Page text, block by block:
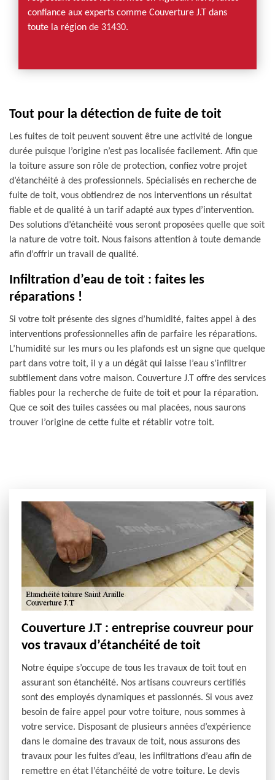
confiance aux experts comme Couverture J.T dans
toute la région de 31430.
Tout pour la détection de fuite de toit
Les fuites de toit peuvent souvent être une activité de longue
durée puisque l’origine n’est pas localisée facilement. Afin que
la toiture assure son rôle de protection, confiez votre projet
d’étanchéité à des professionnels. Spécialisés en recherche de
fuite de toit, vous obtiendrez de nos interventions un résultat
fiable et de qualité à un tarif adapté aux types d’intervention.
Des solutions d’étanchéité vous seront proposées quelle que soit
la nature de votre toit. Nous faisons attention à toute demande
afin d’offrir un travail de qualité.
Infiltration d’eau de toit : faites les
réparations !
Si votre toit présente des signes d’humidité, faites appel à des
interventions professionnelles afin de parfaire les réparations.
L’humidité sur les murs ou les plafonds est un signe que quelque
part dans votre toit, il y a un dégât qui laisse l’eau s’infiltrer
subtilement dans votre maison. Couverture J.T offre des services
fiables pour la recherche de fuite de toit et pour la réparation.
Que ce soit des tuiles cassées ou mal placées, nous saurons
trouver l’origine de cette fuite et rétablir votre toit.
Couverture J.T : entreprise couvreur pour
vos travaux d’étanchéité de toit
Notre équipe s’occupe de tous les travaux de toit tout en
assurant son étanchéité. Nos artisans couvreurs certifiés
sont des employés dynamiques et passionnés. Si vous avez
besoin de faire appel pour votre toiture, nous sommes à
votre service. Disposant de plusieurs années d’expérience
dans le domaine des travaux de toit, nous assurons des
travaux pour les fuites d’eau, les infiltrations d’eau afin de
remettre en état l’étanchéité de votre toiture. Le devis